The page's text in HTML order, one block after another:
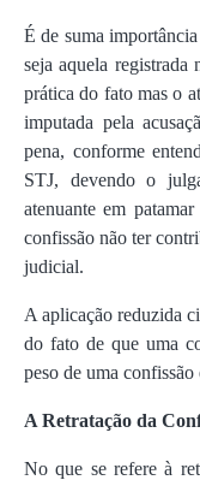
É de suma
seja aquela registrada
prática do fato mas o
imputada pela
pena, conforme
STJ, devendo o
atenuante em
confissão não ter
judicial.
A aplicação reduzida
do fato de que uma
peso de uma confissão
A Retratação da
No que se refere à